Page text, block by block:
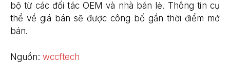
bộ từ các đối tác OEM và nhà bán lẻ. Thông tin cụ
thể về giá bán sẽ được công bố gần thời điểm mở
bán.
Nguồn: wccftech